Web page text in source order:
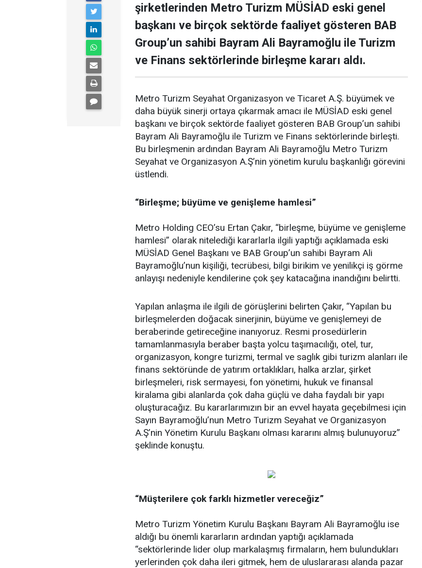
şirketlerinden Metro Turizm MÜSİAD eski genel
başkanı ve birçok sektörde faaliyet gösteren BAB
Group’un sahibi Bayram Ali Bayramoğlu ile Turizm
ve Finans sektörlerinde birleşme kararı aldı.
Metro Turizm Seyahat Organizasyon ve Ticaret A.Ş. büyümek ve
daha büyük sinerji ortaya çıkarmak amacı ile MÜSİAD eski genel
başkanı ve birçok sektörde faaliyet gösteren BAB Group’un sahibi
Bayram Ali Bayramoğlu ile Turizm ve Finans sektörlerinde birleşti.
Bu birleşmenin ardından Bayram Ali Bayramoğlu Metro Turizm
Seyahat ve Organizasyon A.Ş’nin yönetim kurulu başkanlığı görevini
üstlendi.
“Birleşme; büyüme ve genişleme hamlesi”
Metro Holding CEO’su Ertan Çakır, “birleşme, büyüme ve genişleme
hamlesi” olarak nitelediği kararlarla ilgili yaptığı açıklamada eski
MÜSİAD Genel Başkanı ve BAB Group’un sahibi Bayram Ali
Bayramoğlu’nun kişiliği, tecrübesi, bilgi birikim ve yenilikçi iş görme
anlayışı nedeniyle kendilerine çok şey katacağına inandığını belirtti.
Yapılan anlaşma ile ilgili de görüşlerini belirten Çakır, “Yapılan bu
birleşmelerden doğacak sinerjinin, büyüme ve genişlemeyi de
beraberinde getireceğine inanıyoruz. Resmi prosedürlerin
tamamlanmasıyla beraber başta yolcu taşımacılığı, otel, tur,
organizasyon, kongre turizmi, termal ve saglık gibi turizm alanları ile
finans sektöründe de yatırım ortaklıkları, halka arzlar, şirket
birleşmeleri, risk sermayesi, fon yönetimi, hukuk ve finansal
kiralama gibi alanlarda çok daha güçlü ve daha faydalı bir yapı
oluşturacağız. Bu kararlarımızın bir an evvel hayata geçebilmesi için
Sayın Bayramoğlu’nun Metro Turizm Seyahat ve Organizasyon
A.Ş’nin Yönetim Kurulu Başkanı olması kararını almış bulunuyoruz”
şeklinde konuştu.
“Müşterilere çok farklı hizmetler vereceğiz”
Metro Turizm Yönetim Kurulu Başkanı Bayram Ali Bayramoğlu ise
aldığı bu önemli kararların ardından yaptığı açıklamada
“sektörlerinde lider olup markalaşmış firmaların, hem bulundukları
yerlerinden çok daha ileri gitmek, hem de uluslararası alanda pazar